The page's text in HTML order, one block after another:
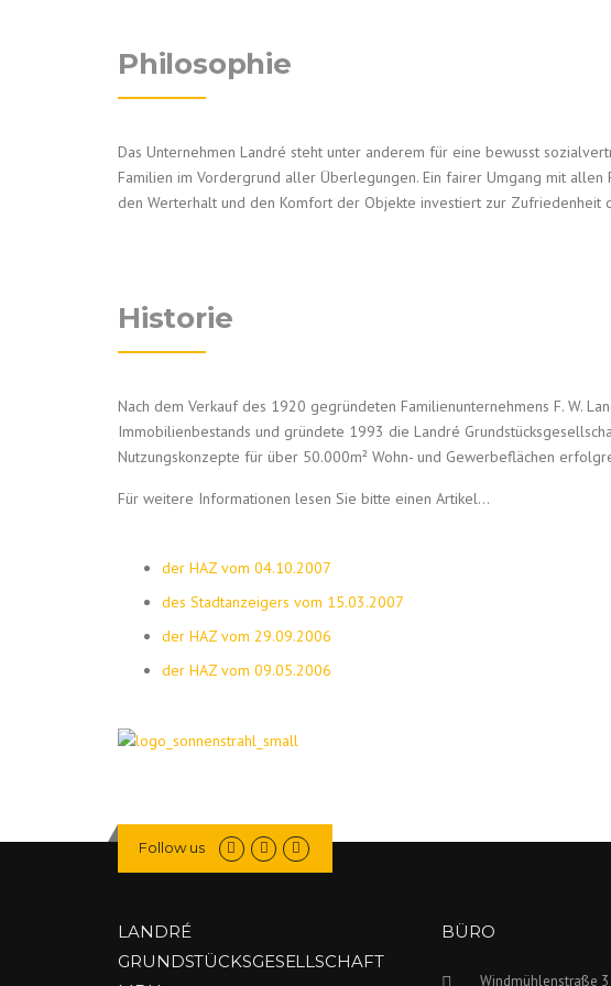
Philosophie
Das Unternehmen Landré steht unter anderem für eine bewusst
Familien im Vordergrund aller Überlegungen. Ein fairer Umgang mit
den Werterhalt und den Komfort der Objekte investiert zur Zufriedenheit
Historie
Nach dem Verkauf des 1920 gegründeten Familienunternehmens F. W.
Immobilienbestands und gründete 1993 die Landré
Nutzungskonzepte für über 50.000m² Wohn- und Gewerbeflächen
Für weitere Informationen lesen Sie bitte einen Artikel…
der HAZ vom 04.10.2007
des Stadtanzeigers vom 15.03.2007
der HAZ vom 29.09.2006
der HAZ vom 09.05.2006
Follow us
LANDRÉ
GRUNDSTÜCKSGESELLSCHAFT
BÜRO
Windmühlenstraße 3